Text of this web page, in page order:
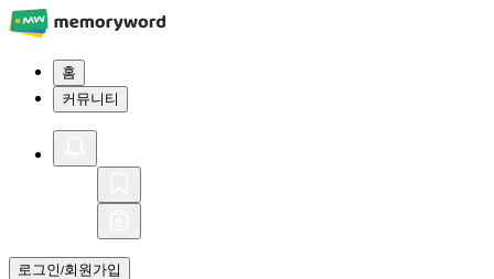
홈
커뮤니티
로그인/회원가입